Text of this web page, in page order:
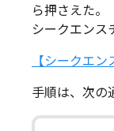
ら押さえた。
シークエンス
【シークエン
手順は、次の